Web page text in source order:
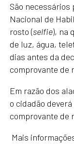
São
Nacional de
rosto (selfie), na
de luz, água,
dias antes da
comprovante de
Em razão dos
o cidadão
comprovante de
Mais